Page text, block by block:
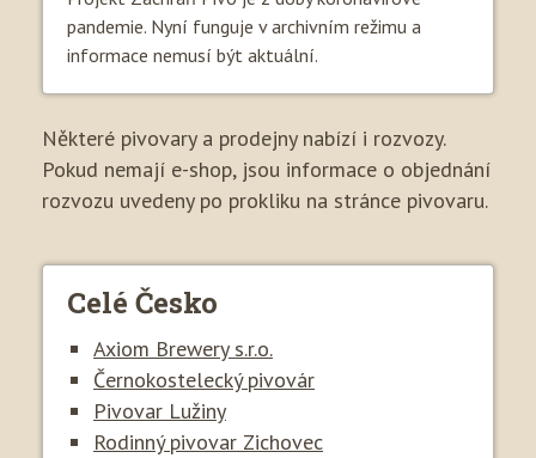
pandemie. Nyní funguje v archivním režimu a
informace nemusí být aktuální.
Některé pivovary a prodejny nabízí i rozvozy.
Pokud nemají e-shop, jsou informace o objednání
rozvozu uvedeny po prokliku na stránce pivovaru.
Celé Česko
Axiom Brewery s.r.o.
Černokostelecký pivovár
Pivovar Lužiny
Rodinný pivovar Zichovec